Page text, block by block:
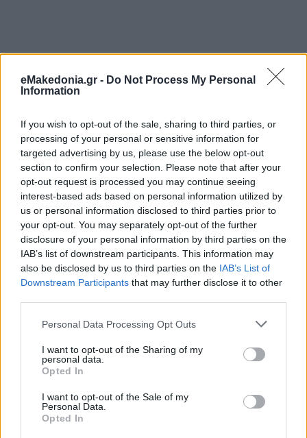
eMakedonia.gr - Do Not Process My Personal
Information
If you wish to opt-out of the sale, sharing to third parties, or
processing of your personal or sensitive information for
targeted advertising by us, please use the below opt-out
section to confirm your selection. Please note that after your
opt-out request is processed you may continue seeing
interest-based ads based on personal information utilized by
us or personal information disclosed to third parties prior to
your opt-out. You may separately opt-out of the further
disclosure of your personal information by third parties on the
IAB’s list of downstream participants. This information may
also be disclosed by us to third parties on the IAB’s List of
Downstream Participants that may further disclose it to other
Please note that this website/app uses one or more Google
not limited to your visit or usage behaviour. You may click to
grant or deny consent to Google and its third-party tags to
use your data for below specified purposes in below Google
consent section.
Personal Data Processing Opt Outs
I want to opt-out of the Sharing of my
personal data.
Opted In
I want to opt-out of the Sale of my
Personal Data.
Opted In